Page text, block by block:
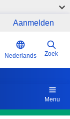
Aanmelden
Nederlands Zoek
Menu